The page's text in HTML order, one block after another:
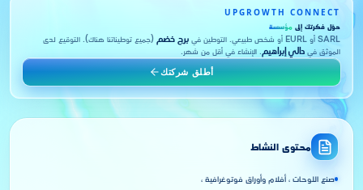
UPGROWTH CONNECT
حوّل فكرتك إلى مؤسسة
SARL أو EURL أو شخص طبيعي. التوطين في برج خضم (جميع توطيناتنا هناك). التوقيع لدى
الموثق في دالي إبراهيم . الإنشاء في أقل من شهر.
أطلق شركتك
محتوى النشاط
صنع اللوحات ، أفلام وأوراق فوتوغرافية ،